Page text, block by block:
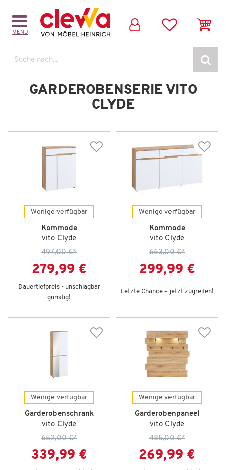
MENÜ
GARDEROBENSERIE VITO
CLYDE
Wenige verfügbar
Kommode
vito Clyde
497,00 €*
279,99 €
Dauertiefpreis - unschlagbar
günstig!
Wenige verfügbar
Kommode
vito Clyde
663,00 €*
299,99 €
Letzte Chance – jetzt zugreifen!
Wenige verfügbar
Garderobenschrank
vito Clyde
652,00 €*
339,99 €
Wenige verfügbar
Garderobenpaneel
vito Clyde
485,00 €*
269,99 €